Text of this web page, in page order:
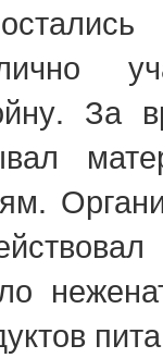
За